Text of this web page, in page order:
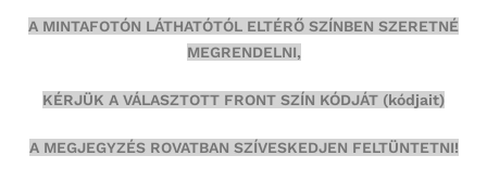
A MINTAFOTÓN LÁTHATÓTÓL ELTÉRŐ SZÍNBEN SZERETNÉ
MEGRENDELNI,
KÉRJÜK A VÁLASZTOTT FRONT SZÍN KÓDJÁT (kódjait)
A MEGJEGYZÉS ROVATBAN SZÍVESKEDJEN FELTÜNTETNI!